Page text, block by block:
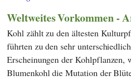
Weltweites Vorkommen -
Kohl zählt zu den ältesten
führten zu den sehr
Erscheinungen der Kohlpflanzen,
Blumenkohl die Mutation der